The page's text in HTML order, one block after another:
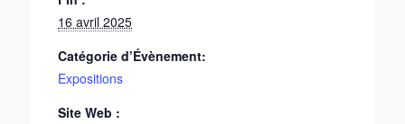
16 avril 2025
Catégorie d’Évènement:
Expositions
Site Web :